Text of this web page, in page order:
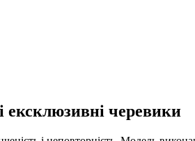
ексклюзивні черевики